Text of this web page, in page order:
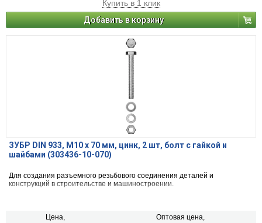
Купить в 1 клик
Добавить в корзину
ЗУБР DIN 933, M10 х 70 мм, цинк, 2 шт, болт с гайкой и
шайбами (303436-10-070)
Для создания разъемного резьбового соединения деталей и
конструкций в строительстве и машиностроении.
Цена, Оптовая цена,